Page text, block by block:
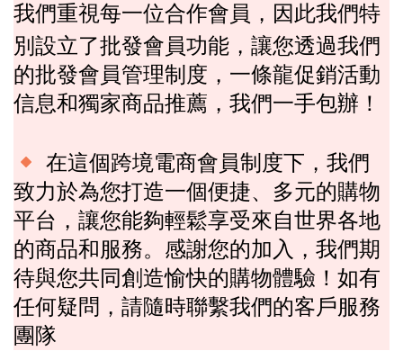
我們重視每一位合作會員，因此我們特
別設立了批發會員功能，讓您透過我們
的批發會員管理制度，一條龍促銷活動
信息和獨家商品推薦 ， 我們一手包辦！
在這個跨境電商會員制度下，我們
致力於為您打造一個便捷、多元的購物
平台，讓您能夠輕鬆享受來自世界各地
的商品和服務。感謝您的加入，我們期
待與您共同創造愉快的購物體驗！如有
任何疑問，請隨時聯繫我們的客戶服務
團隊